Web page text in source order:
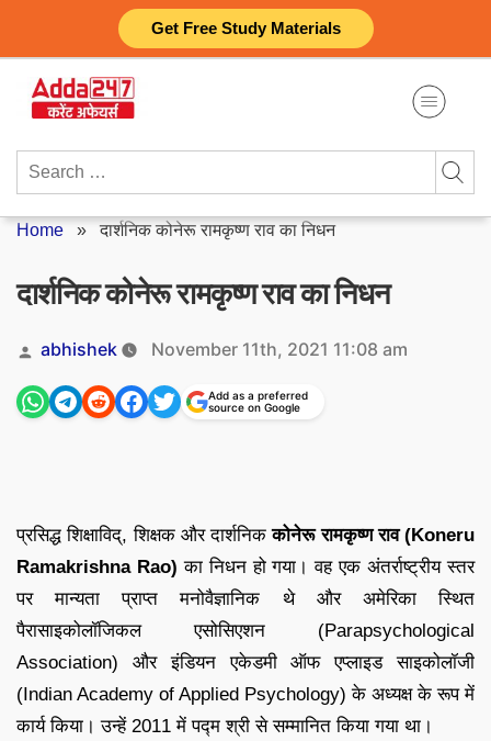
Get Free Study Materials
content
Search
Home »दार्शनिक कोनेरू रामकृष्ण राव का निधन
दार्शनिक कोनेरू रामकृष्ण राव का निधन
Posted
by
abhishek November 11th, 2021 11:08 am
Add as a preferred
source on Google
प्रसिद्ध शिक्षाविद्, शिक्षक और दार्शनिककोनेरू रामकृष्ण राव (Koneru
Ramakrishna Rao) का निधन हो गया। वह एक अंतर्राष्ट्रीय स्तर
पर मान्यता प्राप्त मनोवैज्ञानिक थे और अमेरिका स्थित
पैरासाइकोलॉजिकल एसोसिएशन (Parapsychological
Association) और इंडियन एकेडमी ऑफ एप्लाइड साइकोलॉजी
(Indian Academy of Applied Psychology) के अध्यक्ष के रूप में
कार्य किया। उन्हें 2011 में पद्म श्री से सम्मानित किया गया था।